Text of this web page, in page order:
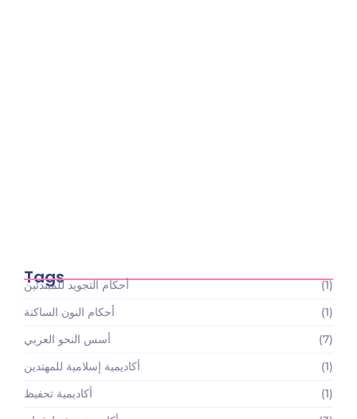
Tags
أحكام التجويد للمبتدئين
(1)
أحكام النون الساكنة
(1)
أسس النحو العربي
(7)
أكاديمية إسلامية للمهتدين
(1)
أكاديمية تحفيظ
(1)